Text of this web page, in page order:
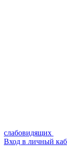
слабовидящих
Вход в личный